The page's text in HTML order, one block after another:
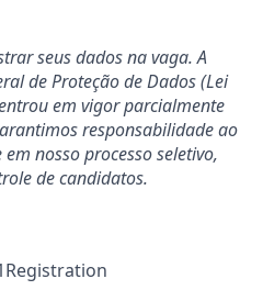
seus dados na vaga. A
de Proteção de Dados (Lei
em vigor parcialmente
responsabilidade ao
nosso processo seletivo,
de candidatos.
Registration